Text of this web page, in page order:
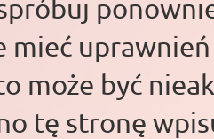
mieć
może być
tę stronę